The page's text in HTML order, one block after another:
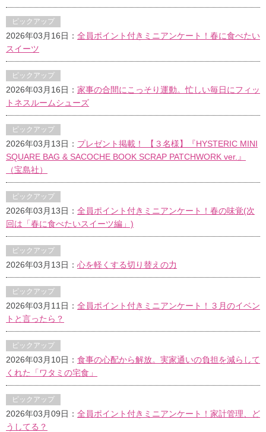
ピックアップ
2026年03月16日： 全員ポイント付きミニアンケート！春に食べたい
スイーツ
ピックアップ
2026年03月16日： 家事の合間にこっそり運動。忙しい毎日にフィッ
トネスルームシューズ
ピックアップ
2026年03月13日： プレゼント掲載！ 【３名様】『HYSTERIC MINI
SQUARE BAG & SACOCHE BOOK SCRAP PATCHWORK ver.』
（宝島社）
ピックアップ
2026年03月13日： 全員ポイント付きミニアンケート！春の味覚(次
回は「春に食べたいスイーツ編」)
ピックアップ
2026年03月13日： 心を軽くする切り替えの力
ピックアップ
2026年03月11日： 全員ポイント付きミニアンケート！３月のイベン
トと言ったら？
ピックアップ
2026年03月10日： 食事の心配から解放。実家通いの負担を減らして
くれた「ワタミの宅食」
ピックアップ
2026年03月09日： 全員ポイント付きミニアンケート！家計管理、ど
うしてる？